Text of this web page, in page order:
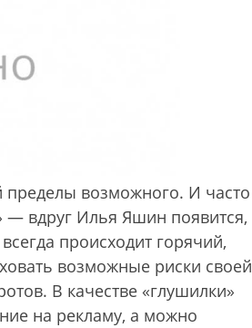
возможного. И часто
— вдруг Илья Яшин появится,
происходит горячий,
возможные риски своей
В качестве «глушилки»
на рекламу, а можно